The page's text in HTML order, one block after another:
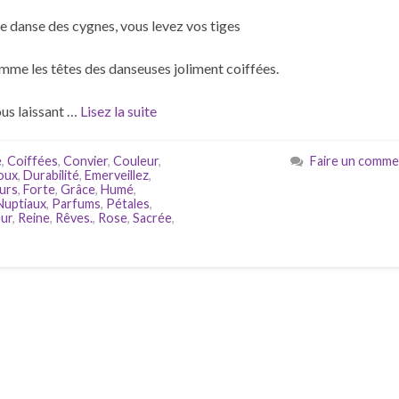
danse des cygnes, vous levez vos tiges
les têtes des danseuses joliment coiffées.
laissant … Lisez la suite
, Coiffées, Convier, Couleur,
, Durabilité, Emerveillez,
, Forte, Grâce, Humé,
, Parfums, Pétales,
, Reine, Rêves., Rose, Sacrée,
Faire un